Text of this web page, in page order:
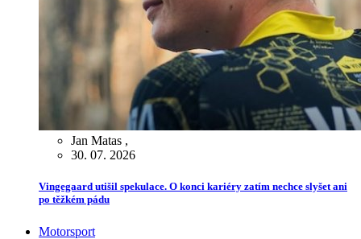
Jan Matas ,
30. 07. 2026
Vingegaard utišil spekulace. O konci kariéry zatím nechce slyšet ani
po těžkém pádu
Motorsport